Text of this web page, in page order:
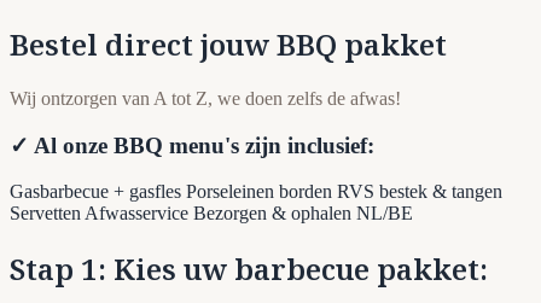
Bestel direct jouw BBQ pakket
Wij ontzorgen van A tot Z, we doen zelfs de afwas!
✓ Al onze BBQ menu's zijn inclusief:
Gasbarbecue + gasfles Porseleinen borden RVS bestek & tangen
Servetten Afwasservice Bezorgen & ophalen NL/BE
Stap 1: Kies uw barbecue pakket: